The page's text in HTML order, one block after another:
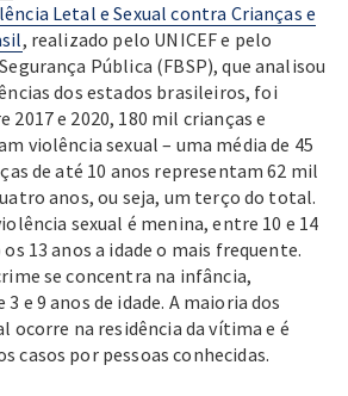
Letal e Sexual contra Crianças e
, realizado pelo UNICEF e pelo
Pública (FBSP), que analisou
dos estados brasileiros, foi
e 2020, 180 mil crianças e
violência sexual – uma média de 45
de até 10 anos representam 62 mil
anos, ou seja, um terço do total.
sexual é menina, entre 10 e 14
13 anos a idade o mais frequente.
se concentra na infância,
e 9 anos de idade. A maioria dos
ocorre na residência da vítima e é
casos por pessoas conhecidas.